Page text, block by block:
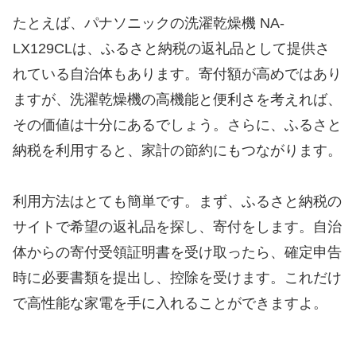
たとえば、パナソニックの洗濯乾燥機 NA-
LX129CLは、ふるさと納税の返礼品として提供さ
れている自治体もあります。寄付額が高めではあり
ますが、洗濯乾燥機の高機能と便利さを考えれば、
その価値は十分にあるでしょう。さらに、ふるさと
納税を利用すると、家計の節約にもつながります。
利用方法はとても簡単です。まず、ふるさと納税の
サイトで希望の返礼品を探し、寄付をします。自治
体からの寄付受領証明書を受け取ったら、確定申告
時に必要書類を提出し、控除を受けます。これだけ
で高性能な家電を手に入れることができますよ。